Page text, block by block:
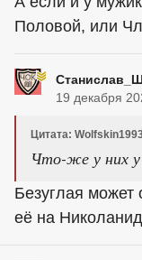
Половой, или
19 декабря
Цитата:
Что-же у них у
Безуглая
её на